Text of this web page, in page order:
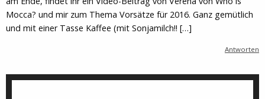
Mocca? und mir zum Thema Vorsätze für 2016. Ganz gemütlich
und mit einer Tasse Kaffee (mit Sonjamilch!! […]
Antworten